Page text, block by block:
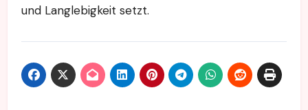
und Langlebigkeit setzt.